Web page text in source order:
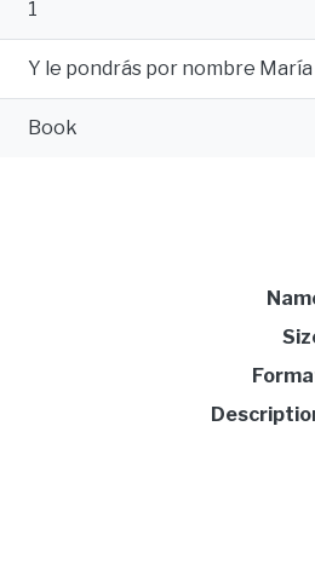
1
Y le pondrás por nombre María
Book